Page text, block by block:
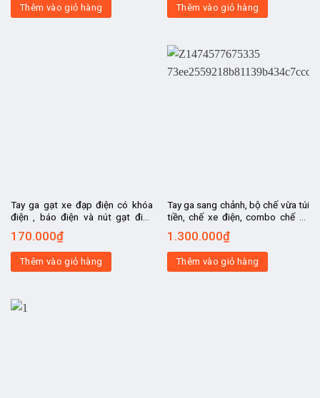
Thêm vào giỏ hàng Thêm vào giỏ hàng
Tay ga gạt xe đạp điện có khóa
điện , báo điện và nút gạt điều
khiển tốc độ, chế xe đạp điện, xe
điện chế, kit chế xe điện
170.000₫
Thêm vào giỏ hàng
Tay ga sang chảnh, bộ chế vừa túi
tiền, chế xe điện, combo chế xe
điện trẻ em, xe điện người lớn, chế
ô tô điện
1.300.000₫
Thêm vào giỏ hàng